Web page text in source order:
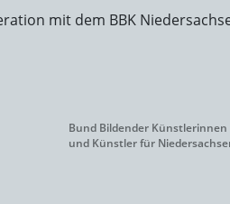
mit dem BBK
Bund Bildender Künstlerinnen
und Künstler für